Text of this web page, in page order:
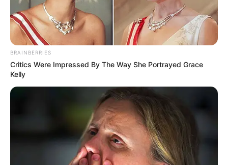
BRAINBERRIES
Critics Were Impressed By The Way She Portrayed Grace
Kelly